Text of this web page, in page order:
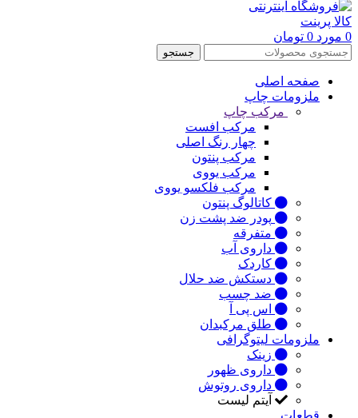
0 مورد 0 تومان
جستجو
صفحه اصلی
ملزومات چاپ
مرکب چاپ
مرکب افست
چهار رنگ اصلی
مرکب پنتون
مرکب یووی
مرکب فلکسو یووی
کاتالوگ پنتون
پودر ضد پشت زن
متفرقه
داروی آب
کاردک
دستکش ضد حلال
ضد چسب
اس پی آ
طلق مرکبدان
ملزومات لیتوگرافی
زینک
داروی ظهور
داروی روتوش
آیتم لیست
قطعات